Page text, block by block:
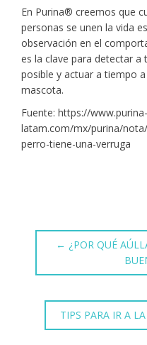
En Purina® creemos que
personas se unen la vida
observación en el
es la clave para detectar
posible y actuar a tiempo
mascota.
Fuente: https://www.purina-
latam.com/mx/purina/
perro-tiene-una-verruga
← ¿POR QUÉ
TIPS PARA IR A